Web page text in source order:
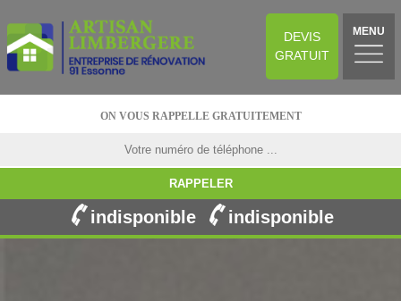
DEVIS
GRATUIT
MENU
ON VOUS RAPPELLE GRATUITEMENT
indisponible indisponible